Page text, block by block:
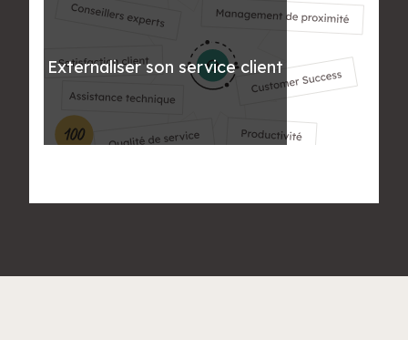
Externaliser son service client